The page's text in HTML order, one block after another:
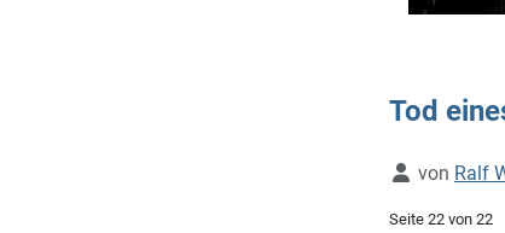
Tod
Details
von Ralf
Seite 22 von 22